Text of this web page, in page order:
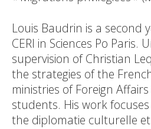
Louis Baudrin is a second
CERI in Sciences Po Paris.
supervision of Christian
the strategies of the
ministries of Foreign
students. His work
the diplomatie culturelle